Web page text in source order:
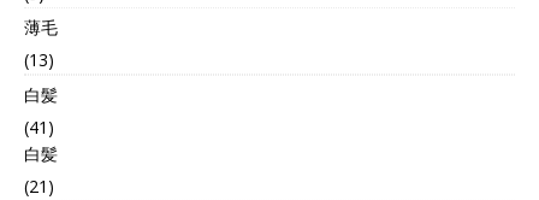
薄毛
(13)
白髪
(41)
白髪
(21)